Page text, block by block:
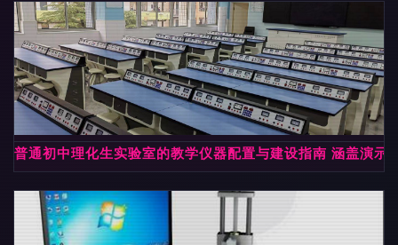
普通初中理化生实验室的教学仪器配置与建设指南 涵盖演示